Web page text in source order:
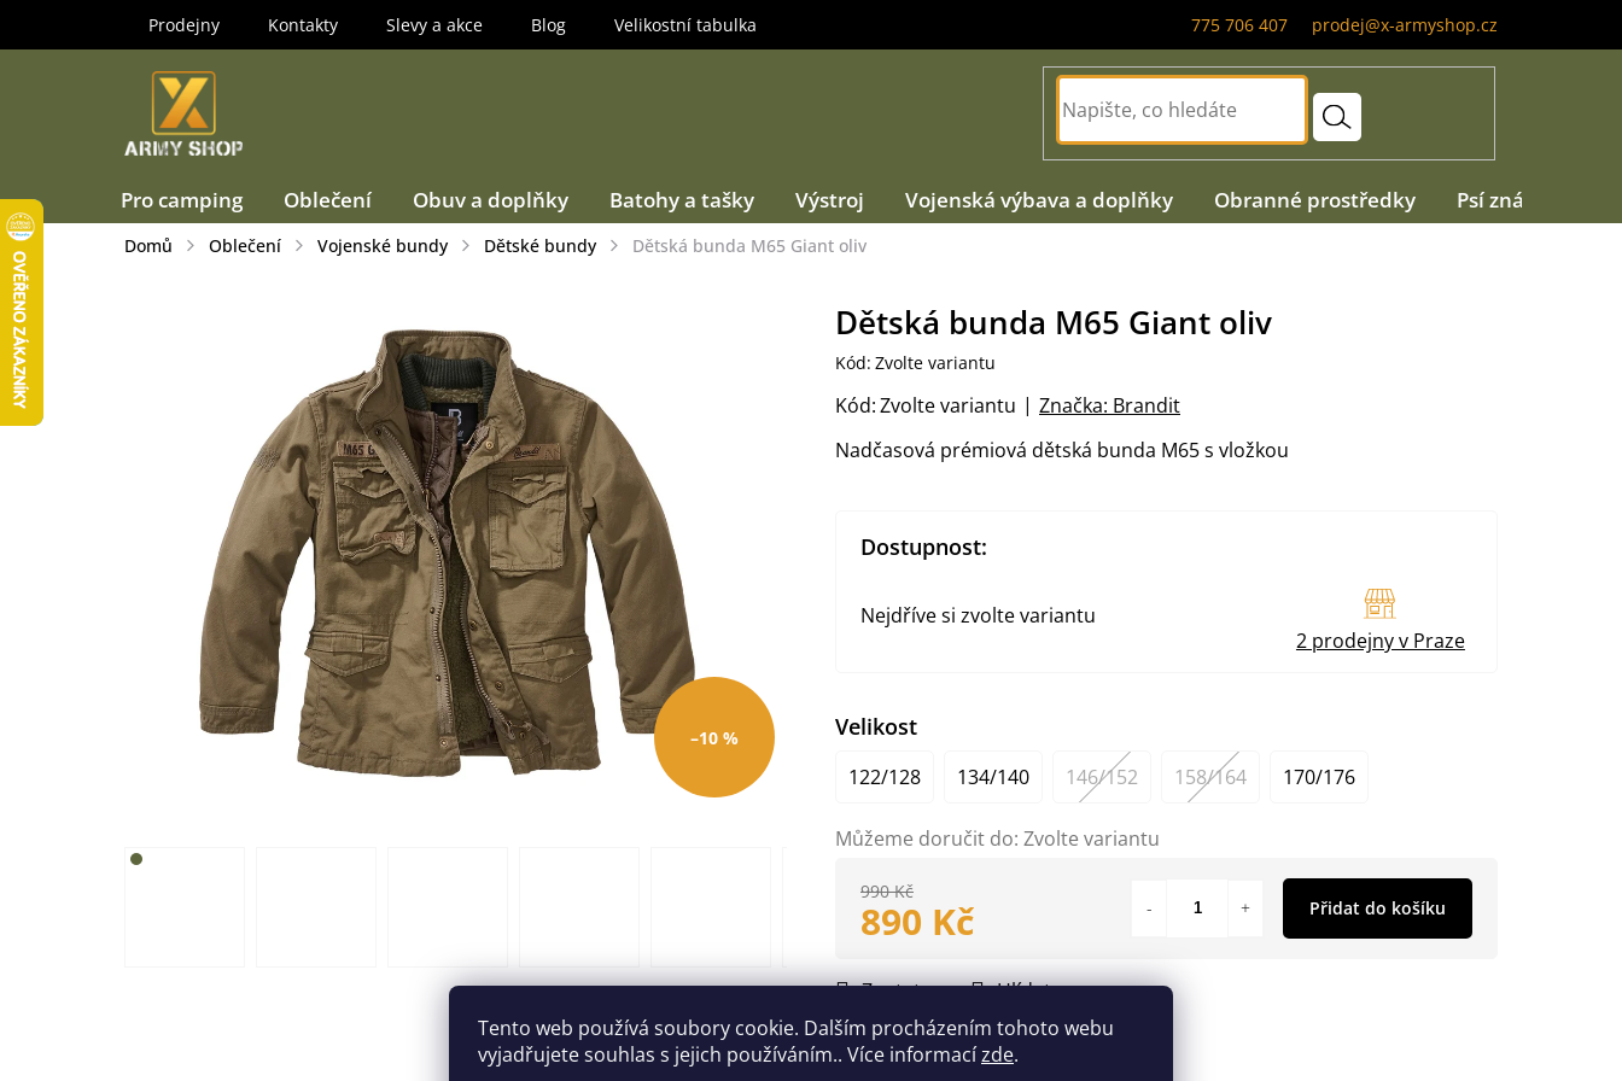
Tento web používá soubory cookie. Dalším procházením tohoto webu
vyjadřujete souhlas s jejich používáním.. Více informacízde.
775 706 407 prodej@x-armyshop.cz
Prodejny Kontakty Slevy a akce Blog Velikostní tabulka
Pro camping Oblečení Obuv a doplňky Batohy a tašky Výstroj Vojenská výbava a doplňky Obranné prostředky Psí známky
Domů Oblečení Vojenské bundy Dětské bundy Dětská bunda M65 Giant oliv
–10 % Velikost
122/128 134/140 146/152 158/164 170/176
Můžeme doručit do: Zvolte variantu
Nadčasová prémiová dětská bunda M65 s vložkou
Zeptat se Hlídat
Doplňkové parametry
Dětská bunda M65 Giant oliv
Kód: Zvolte variantu
Značka: Brandit
Kód:Zvolte variantu
990 Kč
890 Kč
cena:
Přidat do košíku
Dostupnost:
Nejdříve si zvolte variantu
2 prodejny v Praze